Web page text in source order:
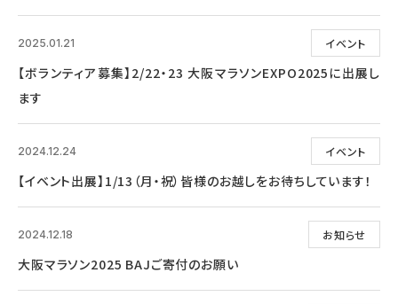
イベント
2025.01.21
【ボランティア募集】2/22・23 大阪マラソンEXPO2025に出展し
ます
イベント
2024.12.24
【イベント出展】1/13（月・祝）皆様のお越しをお待ちしています！
お知らせ
2024.12.18
大阪マラソン2025 BAJご寄付のお願い